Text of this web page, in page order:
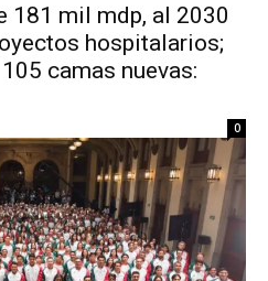
181 mil mdp, al 2030
hospitalarios;
camas nuevas:
0